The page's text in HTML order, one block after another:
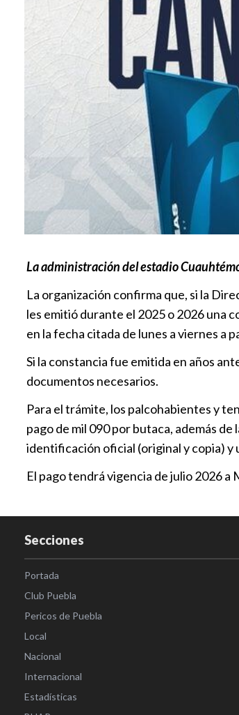
La administración del estadio
La organización confirma que, si la
les emitió durante el 2025 o 2026 una
en la fecha citada de lunes a viernes a
Si la constancia fue emitida en años
documentos necesarios.
Para el trámite, los palcohabientes y
pago de mil 090 por butaca, además
identificación oficial (original y copia) y
El pago tendrá vigencia de julio 2026
Secciones
Portada
Club Puebla
Pericos de Puebla
Local
Nacional
Internacional
Estadísticas